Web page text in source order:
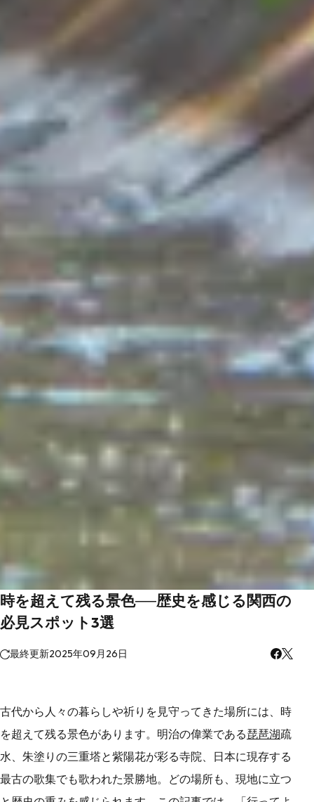
時を超えて残る景色──歴史を感じる関西の
必見スポット3選
最終更新2025年09月26日
古代から人々の暮らしや祈りを見守ってきた場所には、時
を超えて残る景色があります。明治の偉業である琵琶湖疏
水、朱塗りの三重塔と紫陽花が彩る寺院、日本に現存する
最古の歌集でも歌われた景勝地。どの場所も、現地に立つ